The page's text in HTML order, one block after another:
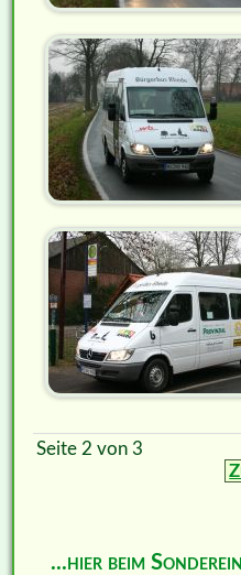
Seite 2 von 3
...hier beim